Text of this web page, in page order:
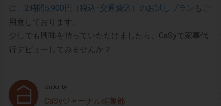
に、 2時間5,900円（税込･交通費込）のお試しプラン もご
用意しております。
少しでも興味を持っていただけましたら、CaSyで家事代
行デビューしてみませんか？
Written by
CaSyジャーナル編集部